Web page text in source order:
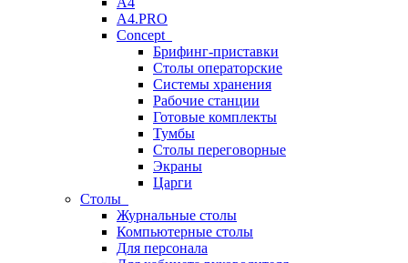
A4.PRO
Concept
Брифинг-приставки
Столы операторские
Системы хранения
Рабочие станции
Готовые комплекты
Тумбы
Столы переговорные
Экраны
Царги
Столы
Журнальные столы
Компьютерные столы
Для персонала